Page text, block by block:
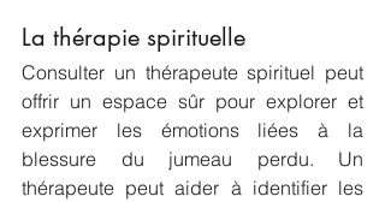
La thérapie spirituelle
Consulter un thérapeute spirituel peut
offrir un espace sûr pour explorer et
exprimer les émotions liées à la
blessure du jumeau perdu. Un
thérapeute peut aider à identifier les